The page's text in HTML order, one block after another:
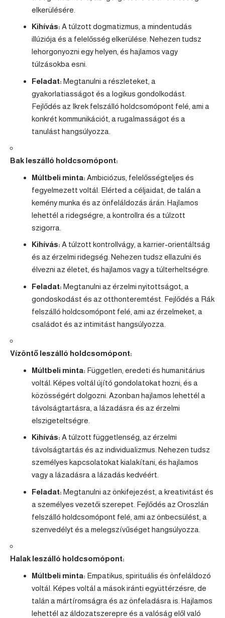
elkerülésére.
Kihívás: A túlzott dogmatizmus, a mindentudás
illúziója és a felelősség elkerülése. Nehezen tudsz
lehorgonyozni egy helyen, és hajlamos vagy
túlzásokba esni.
Feladat: Megtanulni a részleteket, a
gyakorlatiasságot és a logikus gondolkodást.
Fejlődés az Ikrek felszálló holdcsomópont felé, ami a
konkrét kommunikációt, a rugalmasságot és a
tanulást hangsúlyozza.
Bak leszálló holdcsomópont:
Múltbeli minta: Ambiciózus, felelősségteljes és
fegyelmezett voltál. Elérted a céljaidat, de talán a
kemény munka és az önfeláldozás árán. Hajlamos
lehettél a ridegségre, a kontrollra és a túlzott
szigorra.
Kihívás: A túlzott kontrollvágy, a karrier-orientáltság
és az érzelmi ridegség. Nehezen tudsz ellazulni és
élvezni az életet, és hajlamos vagy a túlterheltségre.
Feladat: Megtanulni az érzelmi nyitottságot, a
gondoskodást és az otthonteremtést. Fejlődés a Rák
felszálló holdcsomópont felé, ami az érzelmeket, a
családot és az intimitást hangsúlyozza.
Vízöntő leszálló holdcsomópont:
Múltbeli minta: Független, eredeti és humanitárius
voltál. Képes voltál újító gondolatokat hozni, és a
közösségért dolgozni. Azonban hajlamos lehettél a
távolságtartásra, a lázadásra és az érzelmi
elszigeteltségre.
Kihívás: A túlzott függetlenség, az érzelmi
távolságtartás és az individualizmus. Nehezen tudsz
személyes kapcsolatokat kialakítani, és hajlamos
vagy a lázadásra a lázadás kedvéért.
Feladat: Megtanulni az önkifejezést, a kreativitást és
a személyes vezetői szerepet. Fejlődés az Oroszlán
felszálló holdcsomópont felé, ami az önbecsülést, a
szenvedélyt és a melegszívűséget hangsúlyozza.
Halak leszálló holdcsomópont:
Múltbeli minta: Empatikus, spirituális és önfeláldozó
voltál. Képes voltál a mások iránti együttérzésre, de
talán a mártíromságra és az önfeladásra is. Hajlamos
lehettél az áldozatszerepre és a valóság elől való